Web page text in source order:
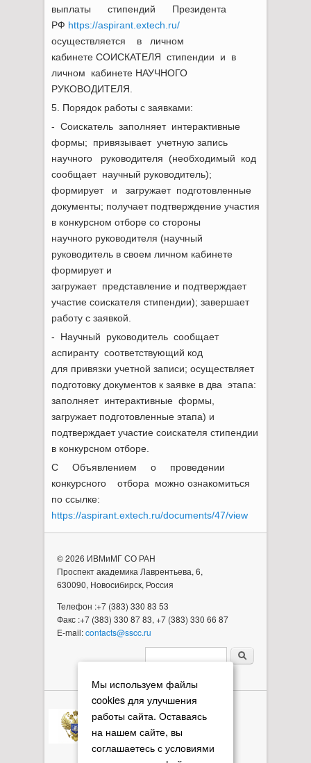
выплаты стипендий Президента
РФ https://aspirant.extech.ru/
осуществляется в личном
кабинете СОИСКАТЕЛЯ стипендии и в
личном кабинете НАУЧНОГО
РУКОВОДИТЕЛЯ.
5. Порядок работы с заявками:
- Соискатель заполняет интерактивные
формы; привязывает учетную запись
научного руководителя (необходимый код
сообщает научный руководитель);
формирует и загружает подготовленные
документы; получает подтверждение участия
в конкурсном отборе со стороны
научного руководителя (научный
руководитель в своем личном кабинете
формирует и
загружает представление и подтверждает
участие соискателя стипендии); завершает
работу с заявкой.
- Научный руководитель сообщает
аспиранту соответствующий код
для привязки учетной записи; осуществляет
подготовку документов к заявке в два этапа:
заполняет интерактивные формы,
загружает подготовленные этапа) и
подтверждает участие соискателя стипендии
в конкурсном отборе.
С Объявлением о проведении
конкурсного отбора можно ознакомиться
по ссылке:
https://aspirant.extech.ru/documents/47/view
Мы используем файлы
cookies для улучшения
работы сайта. Оставаясь
на нашем сайте, вы
соглашаетесь с условиями
© 2026 ИВМиМГ СО РАН
Проспект академика Лаврентьева, 6,
630090, Новосибирск, Россия
Телефон :+7 (383) 330 83 53
Факс :+7 (383) 330 87 83, +7 (383) 330 66 87
E-mail:contacts@sscc.ru
Форма поиска